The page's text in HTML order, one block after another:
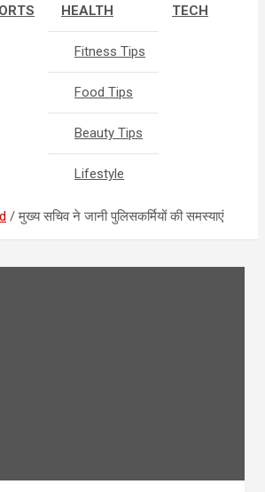
HEALTH
Fitness Tips
Food Tips
Beauty Tips
Lifestyle
TECH
मुख्य सचिव ने जानी पुलिसकर्मियों की समस्याएं